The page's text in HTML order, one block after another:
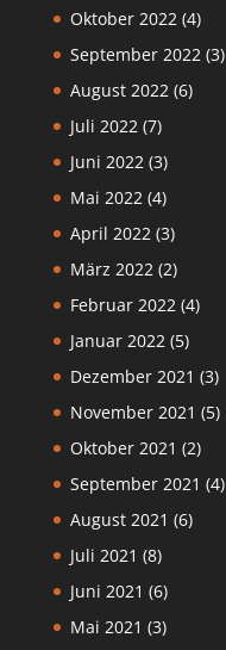
Oktober 2022(4)
September 2022(3)
August 2022(6)
Juli 2022(7)
Juni 2022(3)
Mai 2022(4)
April 2022(3)
März 2022(2)
Februar 2022(4)
Januar 2022(5)
Dezember 2021 (3)
November 2021 (5)
Oktober 2021 (2)
September 2021 (4)
August 2021 (6)
Juli 2021 (8)
Juni 2021 (6)
Mai 2021 (3)